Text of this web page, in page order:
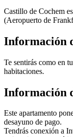
Castillo de Cochem
(Aeropuerto de
Información
Te sentirás como en
habitaciones.
Información
Este apartamento
desayuno de pago.
Tendrás conexión a